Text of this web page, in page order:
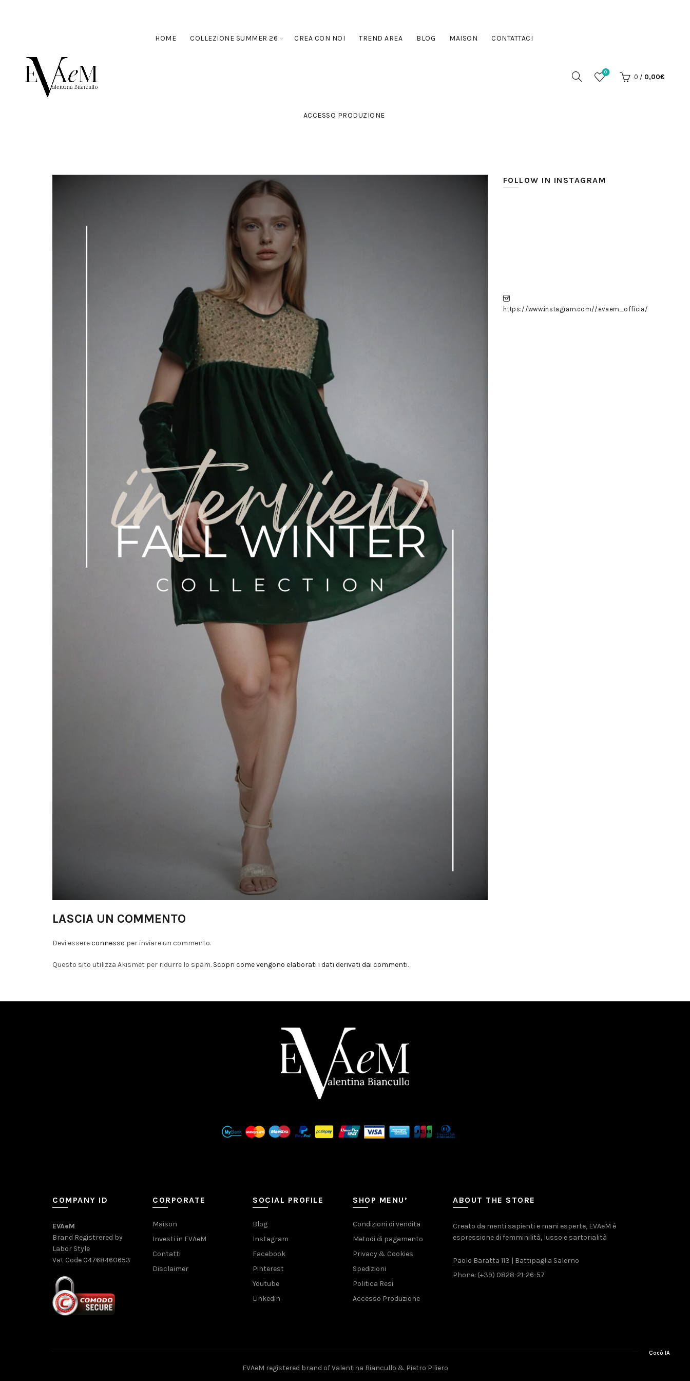
HOME COLLEZIONE SUMMER 26 CREA CON NOI TREND AREA BLOG MAISON CONTATTACI
ACCESSO PRODUZIONE
0
0 / 0,00€
LASCIA UN COMMENTO
Devi essereconnesso per inviare un commento.
Questo sito utilizza Akismet per ridurre lo spam. Scopri come vengono elaborati i dati derivati dai commenti.
FOLLOW IN INSTAGRAM
https://www.instagram.com//evaem_officia/
COMPANY ID
EVAeM
Brand Registrered by
Labor Style
Vat Code 04768460653
CORPORATE
Maison
Investi in EVAeM
Contatti
Disclaimer
SOCIAL PROFILE
Blog
Instagram
Facebook
Pinterest
Youtube
Linkedin
SHOP MENU’
Condizioni di vendita
Metodi di pagamento
Privacy & Cookies
Spedizioni
Politica Resi
Accesso Produzione
ABOUT THE STORE
Creato da menti sapienti e mani esperte, EVAeM è
espressione di femminilità, lusso e sartorialità
Paolo Baratta 113 | Battipaglia Salerno
Phone: (+39) 0828-21-26-57
EVAeM registered brand of Valentina Biancullo & Pietro Piliero
Cocò IA